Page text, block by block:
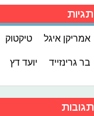
תגיות
אמריקן איגל טיקטוק
בר גרינזייד יועד דץ
תגובות